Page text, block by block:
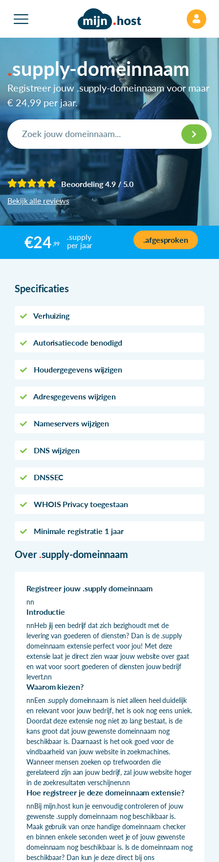
supply-domeinnaam
Registreer jouw .supply-domeinnaam voor maar
€ 24,99 per jaar.
Beoordeling 4.9 / 5.0
Bekijk alle reviews
€24 ,99
.supply
per jaar
.afgesproken
Specificaties
Verhuizing
Autorisatiecode benodigd
Houdergegevens wijzigen
Adresgegevens wijzigen
Nameservers wijzigen
DNS wijzigen
DNSSEC
WHOIS Privacy toegestaan
Minimale registratie 1 jaar
Over .supply-domeinnaam
Registreer jouw .supply domeinnaam
nn
Introductie
nnHeb jij een bedrijf dat zich bezighoudt met de
levering van goederen of diensten? Dan is de .supply
domeinnaam extensie perfect voor jou! Met deze
extensie laat je direct zien waar jouw website over gaat
en wat voor soort goederen of diensten jouw bedrijf
levert.nn
Waarom kiezen?
nnEen .supply domeinnaam is niet alleen heel duidelijk
en relevant voor jouw bedrijf, het is ook nog eens uniek.
Doordat deze extensie nog niet zo lang bestaat, is de
kans groot dat jouw gewenste domeinnaam nog
beschikbaar is. Daarnaast is het ook goed voor de
vindbaarheid van jouw website in zoekmachines.
Wanneer mensen zoeken op trefwoorden die
gerelateerd zijn aan jouw bedrijf, zal jouw website hoger
in de zoekresultaten verschijnen.nn
Hoe registreer je deze domeinnaam extensie?
nnBij mijn.host kun je eenvoudig controleren of jouw
gewenste .supply domeinnaam nog beschikbaar is.
Maak gebruik van onze handige domeinnaam checker
en binnen enkele seconden weet je of jouw gewenste
domeinnaam nog beschikbaar is. Is de domeinnaam nog
beschikbaar? Dan kun je deze direct bij ons